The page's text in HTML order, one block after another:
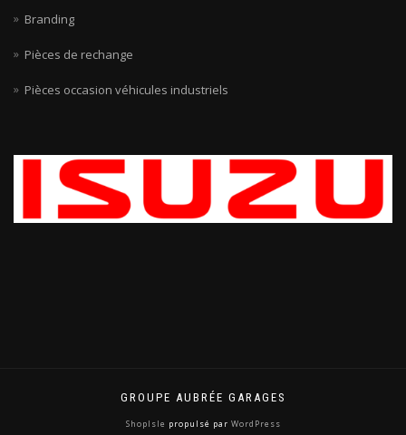
Branding
Pièces de rechange
Pièces occasion véhicules industriels
GROUPE AUBRÉE GARAGES
ShopIsle propulsé par WordPress